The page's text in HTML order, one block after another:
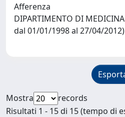
Afferenza
DIPARTIMENTO DI
dal 01/01/1998 al 27/04/2012)
Mostra
records
Risultati 1 - 15 di 15 (tempo di